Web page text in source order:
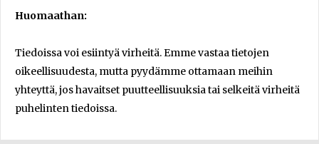
Huomaathan:
Tiedoissa voi esiintyä virheitä. Emme vastaa tietojen
oikeellisuudesta, mutta pyydämme ottamaan meihin
yhteyttä, jos havaitset puutteellisuuksia tai selkeitä virheitä
puhelinten tiedoissa.